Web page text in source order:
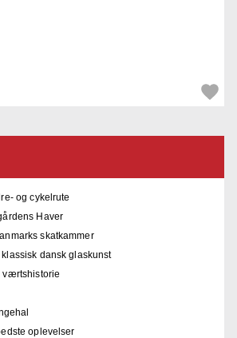
og cykelrute
Haver
skatkammer
dansk glaskunst
værtshistorie
oplevelser